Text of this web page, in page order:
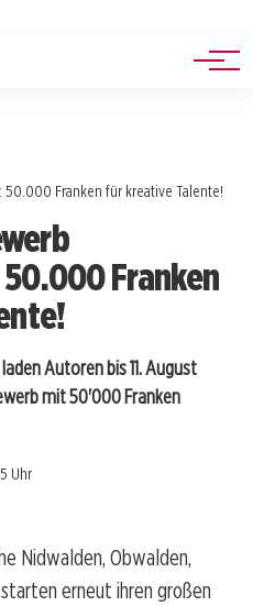
Franken für kreative Talente!
Franken
Autoren bis 11. August
mit 50'000 Franken
Uhr
Nidwalden, Obwalden,
erneut ihren großen